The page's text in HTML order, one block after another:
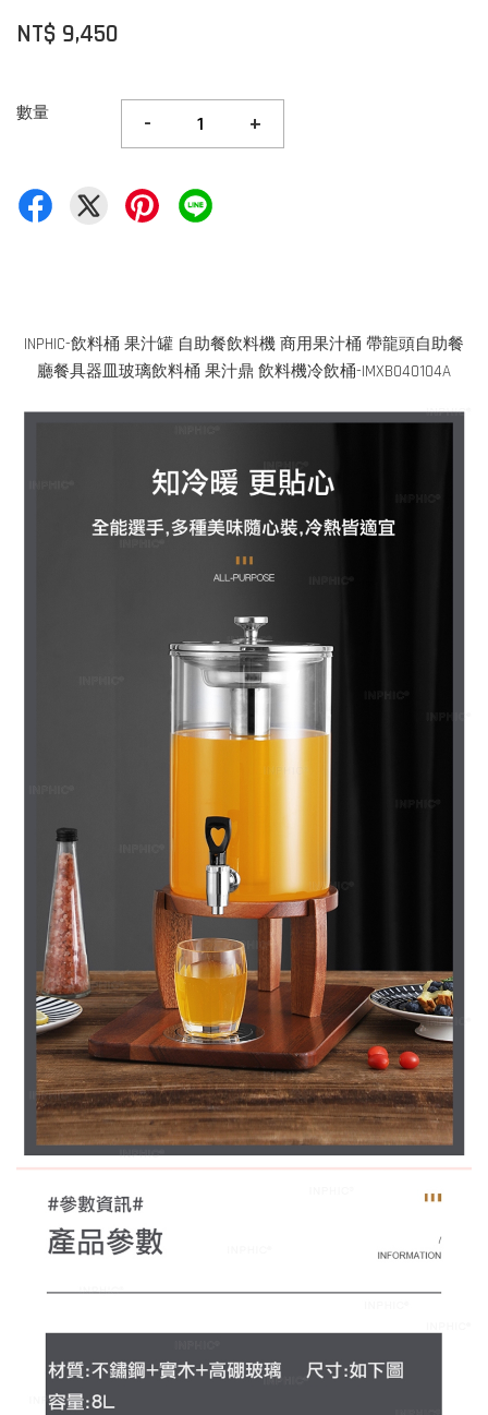
NT$ 9,450
數量 - +
INPHIC-飲料桶 果汁罐 自助餐飲料機 商用果汁桶 帶龍頭自助餐
廳餐具器皿玻璃飲料桶 果汁鼎 飲料機冷飲桶-IMXB040104A